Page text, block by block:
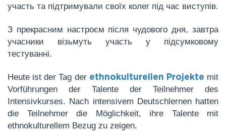
участь та підтримували своїх колег під час виступів.
З прекрасним настроєм після чудового дня, завтра
учасники візьмуть участь у підсумковому
тестуванні.
Heute ist der Tag derethnokulturellen Projekte mit
Vorführungen der Talente der Teilnehmer des
Intensivkurses. Nach intensivem Deutschlernen hatten
die Teilnehmer die Möglichkeit, ihre Talente mit
ethnokulturellem Bezug zu zeigen.